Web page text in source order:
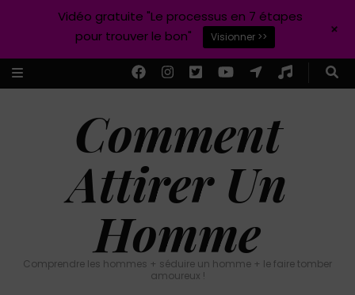
Comment
Attirer Un
Homme
Comprendre les hommes + séduire un homme + le faire tomber
amoureux !
Vidéo gratuite "Le processus en 7 étapes
pour trouver le bon"
Visionner >> +